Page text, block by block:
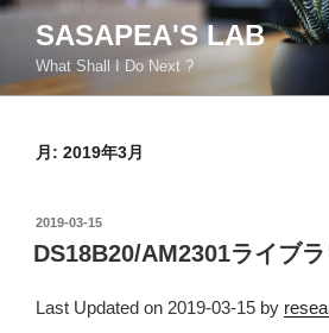
コ
ン
SASAPEA'S LAB
What Shall I Do Next ?
月: 2019年3月
投
稿
日:
2019-03-15
DS18B20/AM2301ライブラ
Last Updated on 2019-03-15 by